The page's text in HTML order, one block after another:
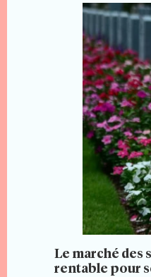
Le marché des
rentable pour